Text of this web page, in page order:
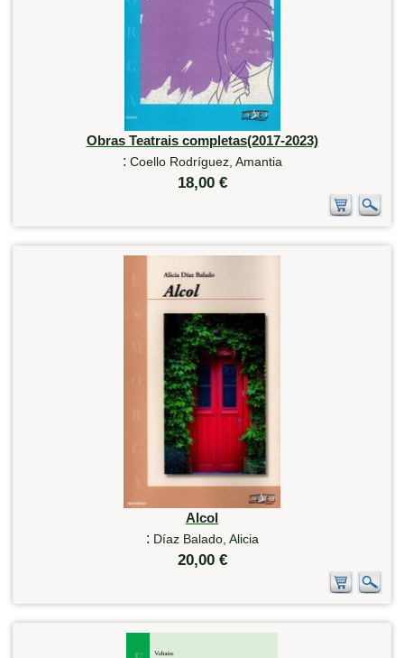
Obras Teatrais completas(2017-2023)
: Coello Rodríguez, Amantia
18,00 €
Alcol
: Díaz Balado, Alicia
20,00 €